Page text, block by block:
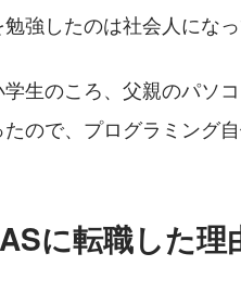
勉強したのは社会人になっ
生のころ、父親のパソ
ので、プログラミング自
に転職した理